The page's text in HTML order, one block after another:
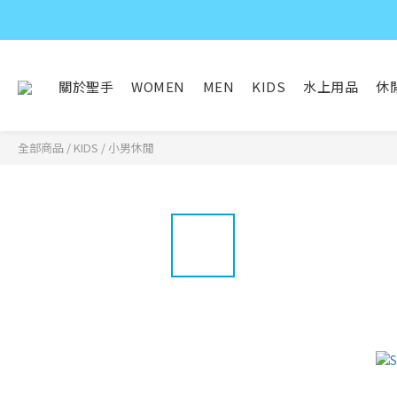
關於聖手 WOMEN MEN KIDS 水上用品 休
全部商品 / KIDS /小男休閒